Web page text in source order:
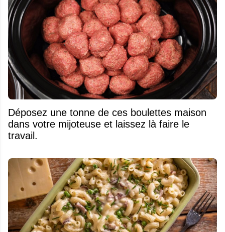
Déposez une tonne de ces boulettes maison
dans votre mijoteuse et laissez là faire le
travail.